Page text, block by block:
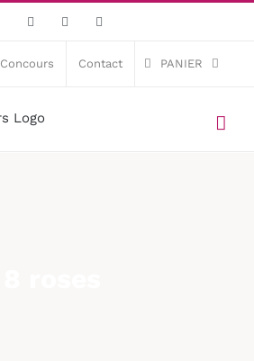
Facebook Instagram
Concours Contact PANIER